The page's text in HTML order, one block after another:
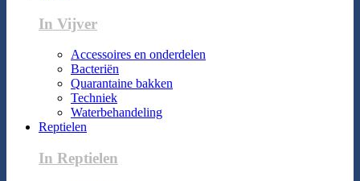
In Vijver
Accessoires en onderdelen
Bacteriën
Quarantaine bakken
Techniek
Waterbehandeling
Reptielen
In Reptielen